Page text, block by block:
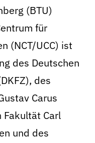
(BTU)
für
(NCT/UCC) ist
des Deutschen
des
Carus
Fakultät Carl
und des